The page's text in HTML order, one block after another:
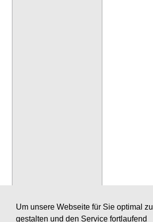
Um unsere Webseite für Sie optimal zu
gestalten und den Service fortlaufend